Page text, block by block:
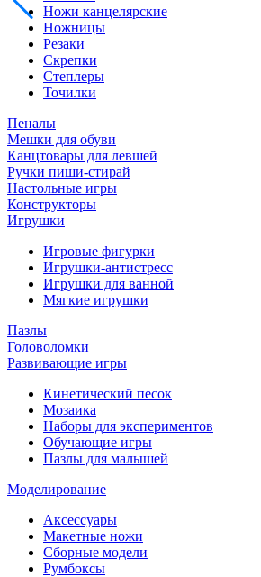
Ножи канцелярские
Ножницы
Резаки
Скрепки
Степлеры
Точилки
Пеналы
Мешки для обуви
Канцтовары для левшей
Ручки пиши-стирай
Настольные игры
Конструкторы
Игрушки
Игровые фигурки
Игрушки-антистресс
Игрушки для ванной
Мягкие игрушки
Пазлы
Головоломки
Развивающие игры
Кинетический песок
Мозаика
Наборы для экспериментов
Обучающие игры
Пазлы для малышей
Моделирование
Аксессуары
Макетные ножи
Сборные модели
Румбоксы